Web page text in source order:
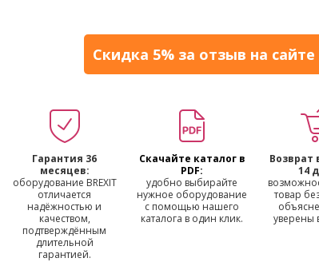
Скидка 5% за отзыв на сайте
Гарантия 36
месяцев:
оборудование BREXIT
отличается
надёжностью и
качеством,
подтверждённым
длительной
гарантией.
Скачайте каталог в
PDF:
удобно выбирайте
нужное оборудование
с помощью нашего
каталога в один клик.
Возврат
14
товар
уверены